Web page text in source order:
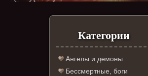
Категории
Ангелы и демоны
Бессмертные, боги